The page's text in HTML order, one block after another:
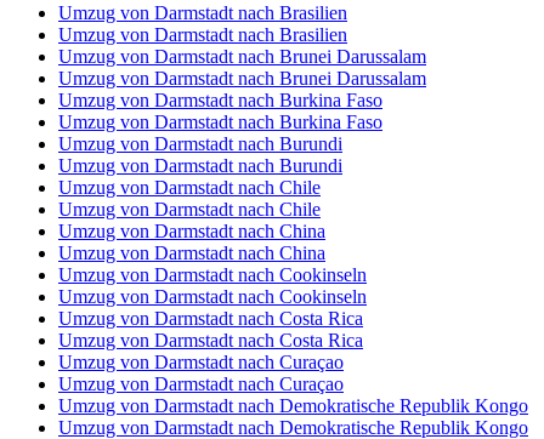
Umzug von Darmstadt nach Brasilien
Umzug von Darmstadt nach Brasilien
Umzug von Darmstadt nach Brunei Darussalam
Umzug von Darmstadt nach Brunei Darussalam
Umzug von Darmstadt nach Burkina Faso
Umzug von Darmstadt nach Burkina Faso
Umzug von Darmstadt nach Burundi
Umzug von Darmstadt nach Burundi
Umzug von Darmstadt nach Chile
Umzug von Darmstadt nach Chile
Umzug von Darmstadt nach China
Umzug von Darmstadt nach China
Umzug von Darmstadt nach Cookinseln
Umzug von Darmstadt nach Cookinseln
Umzug von Darmstadt nach Costa Rica
Umzug von Darmstadt nach Costa Rica
Umzug von Darmstadt nach Curaçao
Umzug von Darmstadt nach Curaçao
Umzug von Darmstadt nach Demokratische Republik Kongo
Umzug von Darmstadt nach Demokratische Republik Kongo